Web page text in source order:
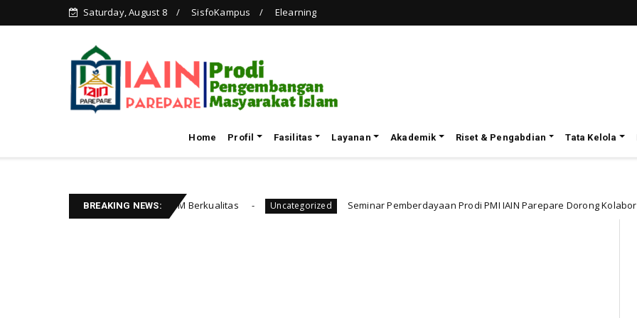
Saturday, August 8 SisfoKampus Elearning
Home Profil Fasilitas Layanan Akademik Riset & Pengabdian Tata Kelola
BREAKING NEWS:
Menuju SDM Berkualitas Uncategorized Seminar Pemberdayaan Prodi PMI IAIN Parepare Dorong Kolaborasi Lintas Disiplin untuk